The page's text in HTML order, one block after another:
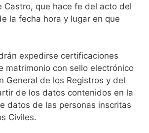
Castro, que hace fe del acto del
la fecha hora y lugar en que
expedirse certificaciones
matrimonio con sello electrónico
General de los Registros y del
de los datos contenidos en la
datos de las personas inscritas
Civiles.